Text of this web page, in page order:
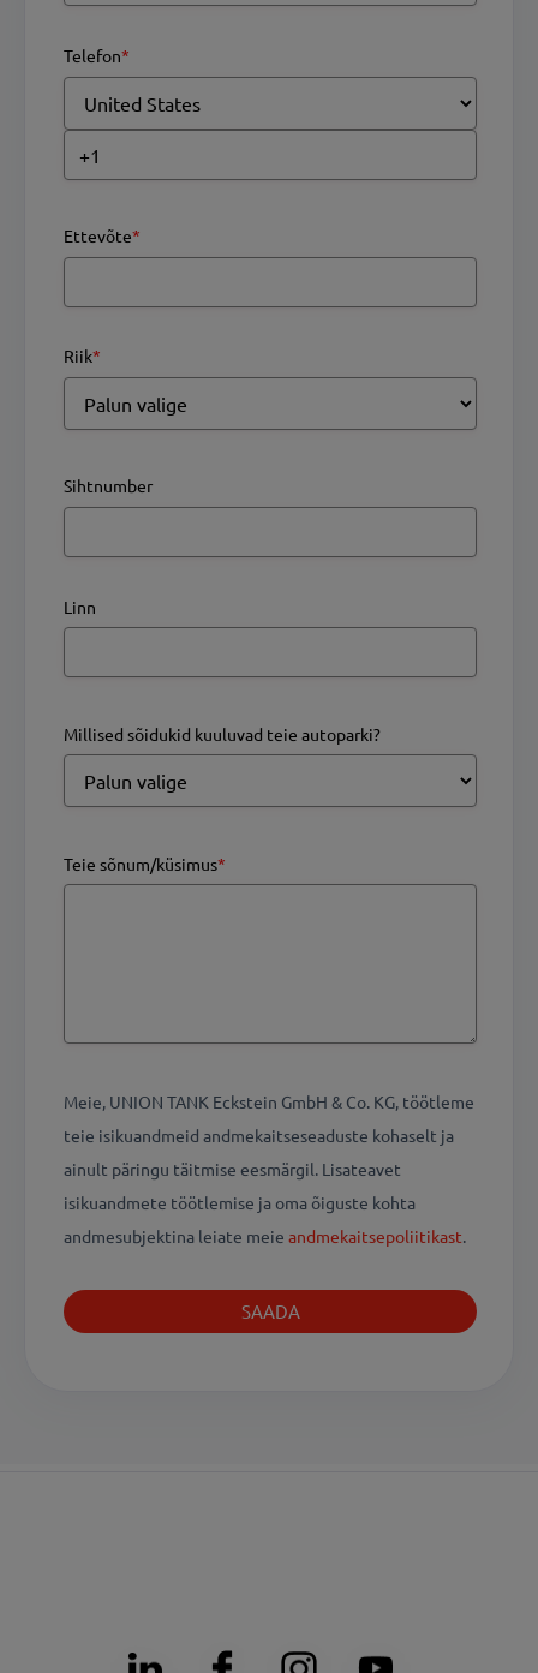
Telefon*
Ettevõte*
Riik*
Sihtnumber
Linn
Millised sõidukid kuuluvad teie autoparki?
Teie sõnum/küsimus*
Meie, UNION TANK Eckstein GmbH & Co. KG, töötleme
teie isikuandmeid andmekaitseseaduste kohaselt ja
ainult päringu täitmise eesmärgil. Lisateavet
isikuandmete töötlemise ja oma õiguste kohta
andmesubjektina leiate meie andmekaitsepoliitikast.